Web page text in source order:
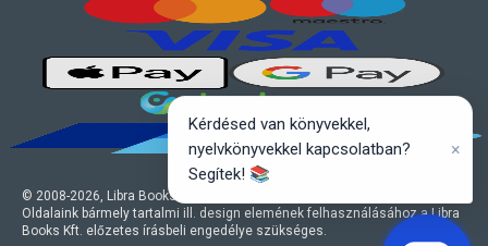
© 2008-2026, Libra Books Kft. Minden jog fenntartva.
Oldalaink bármely tartalmi ill. design elemének felhasználásához a Libra
Books Kft. előzetes írásbeli engedélye szükséges.
Kérdésed van könyvekkel,
nyelvkönyvekkel kapcsolatban?
Segítek! 📚
×